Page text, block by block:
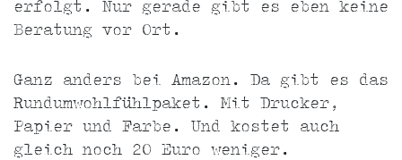
erfolgt. Nur gerade gibt es eben keine
Beratung vor Ort.
Ganz anders bei Amazon. Da gibt es das
Rundumwohlfühlpaket. Mit Drucker,
Papier und Farbe. Und kostet auch
gleich noch 20 Euro weniger.